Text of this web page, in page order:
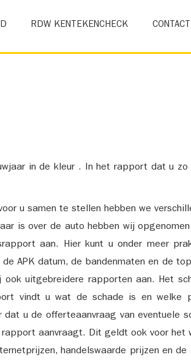
RDW KENTEKENCHECK CONTACT
in de kleur . In het rapport dat u
u samen te stellen hebben we
is over de auto hebben wij
aan. Hier kunt u onder meer
APK datum, de bandenmaten en de
uitgebreidere rapporten aan. Het
vindt u wat de schade is en welke
dat u de offerteaanvraag van eventuele
aanvraagt. Dit geldt ook voor
handelswaarde prijzen en